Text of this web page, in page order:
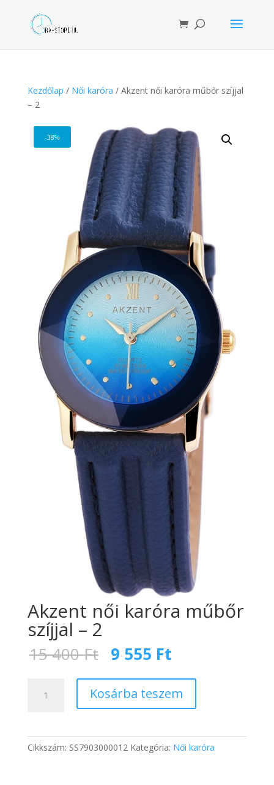
search
Kezdőlap / Női karóra / Akzent női karóra műbőr szíjjal
– 2
-38%
Akzent női karóra műbőr
szíjjal – 2
15 400Ft Original
price
was:
15
400 Ft.
9 555 Ft
is:
9
555 Ft.
szíjjal
Kosárba teszem
Cikkszám: SS7903000012 Kategória: Női karóra